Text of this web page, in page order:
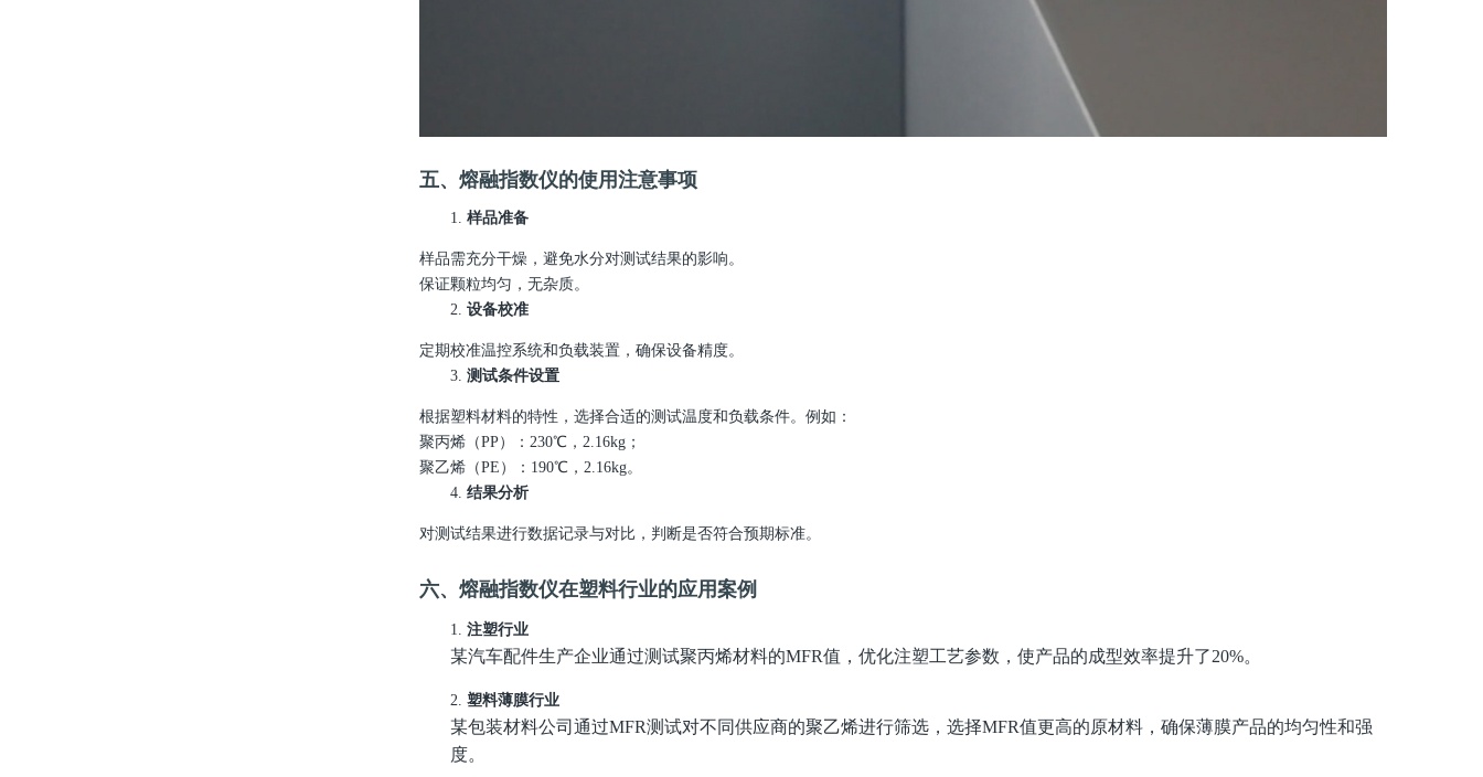
五、熔融指数仪的使用注意事项
1. 样品准备
样品需充分干燥，避免水分对测试结果的影响。
保证颗粒均匀，无杂质。
2. 设备校准
定期校准温控系统和负载装置，确保设备精度。
3. 测试条件设置
根据塑料材料的特性，选择合适的测试温度和负载条件。例如：
聚丙烯（PP）： 230℃， 2.16kg；
聚乙烯（PE ）： 190℃， 2.16kg。
4. 结果分析
对测试结果进行数据记录与对比，判断是否符合预期标准。
六、熔融指数仪在塑料行业的应用案例
1. 注塑行业
某汽车配件生产企业通过测试聚丙烯材料的MFR值，优化注塑工艺参数，使产品的成型效率提升了20%。
2. 塑料薄膜行业
某包装材料公司通过MFR测试对不同供应商的聚乙烯进行筛选，选择MFR值更高的原材料，确保薄膜产品的均匀性和强
度。